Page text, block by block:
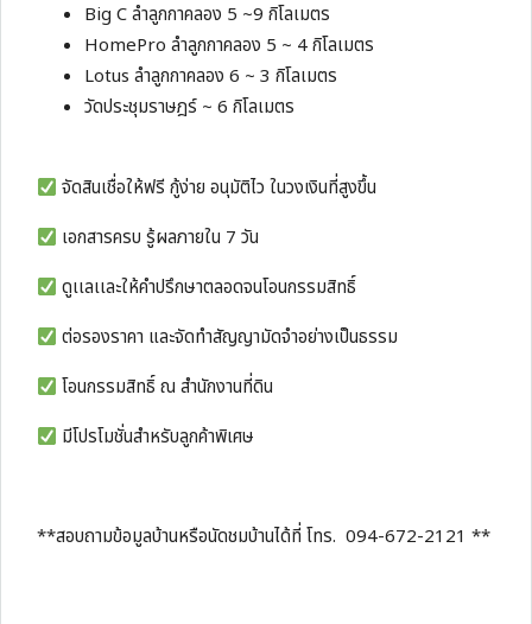
Big C ลำลูกกาคลอง 5 ~9 กิโลเมตร
HomePro ลำลูกกาคลอง 5 ~ 4 กิโลเมตร
Lotus ลำลูกกาคลอง 6 ~ 3 กิโลเมตร
วัดประชุมราษฎร์ ~ 6 กิโลเมตร
จัดสินเชื่อให้ฟรี กู้ง่าย อนุมัติไว ในวงเงินที่สูงขึ้น
เอกสารครบ รู้ผลภายใน 7 วัน
ดูเเลเเละให้คำปรึกษาตลอดจนโอนกรรมสิทธิ์
ต่อรองราคา และจัดทำสัญญามัดจำอย่างเป็นธรรม
โอนกรรมสิทธิ์ ณ สำนักงานที่ดิน
มีโปรโมชั่นสำหรับลูกค้าพิเศษ
**สอบถามข้อมูลบ้านหรือนัดชมบ้านได้ที่ โทร. 094-672-2121 **